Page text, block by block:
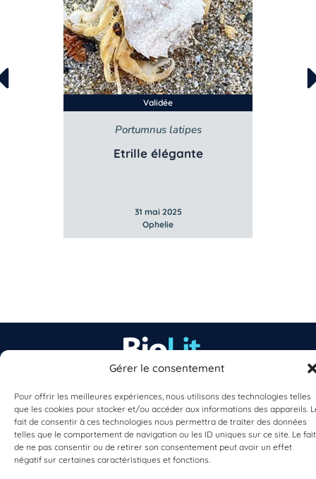
Gérer le consentement
Pour offrir les meilleures expériences, nous utilisons des technologies telles
que les cookies pour stocker et/ou accéder aux informations des appareils.
fait de consentir à ces technologies nous permettra de traiter des données
telles que le comportement de navigation ou les ID uniques sur ce site. Le fait
de ne pas consentir ou de retirer son consentement peut avoir un effet
négatif sur certaines caractéristiques et fonctions.
Validée
Portumnus latipes
Etrille élégante
31 mai 2025
Ophelie